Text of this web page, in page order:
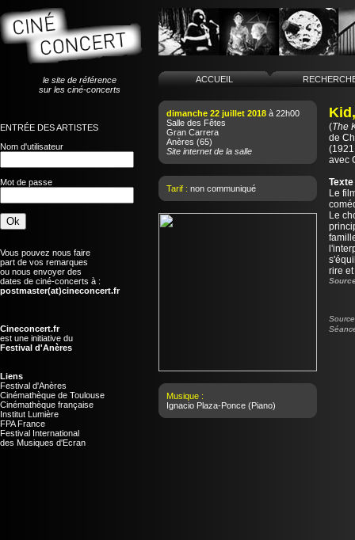
le site de référence
sur les ciné-concerts
ENTRÉE DES ARTISTES
Nom d'utilisateur
Mot de passe
Vous pouvez nous faire
part de vos remarques
ou nous envoyer des
dates de ciné-concerts à :
postmaster(at)cineconcert.fr
Cineconcert.fr
est une initiative du
Festival d'Anères
Liens
Festival d'Anères
Cinémathèque de Toulouse
Cinémathèque française
Institut Lumière
FPA France
Festival International
des Musiques d'Ecran
ACCUEIL
dimanche 22 juillet 2018 à 22h00
Salle des Fêtes
Gran Carrera
Anères (65)
Site internet de la salle
Tarif : non communiqué
Musique :
Ignacio Plaza-Ponce (Piano)
(The
de
avec
Le
Le
rire